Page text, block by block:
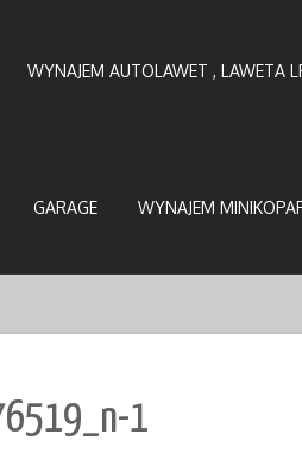
WYNAJEM AUTOLAWET , LAWETA
GARAGE WYNAJEM
1